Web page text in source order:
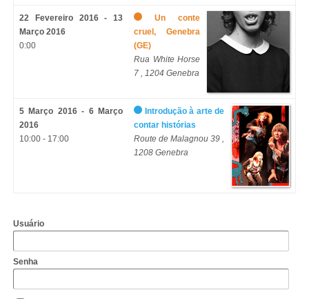
22 Fevereiro 2016 - 13
Março 2016
0:00
Un conte
cruel, Genebra
(GE)
Rua White Horse
7 , 1204 Genebra
5 Março 2016 - 6 Março
2016
10:00 - 17:00
Introdução à arte de
contar histórias
Route de Malagnou 39 ,
1208 Genebra
Usuário
Senha